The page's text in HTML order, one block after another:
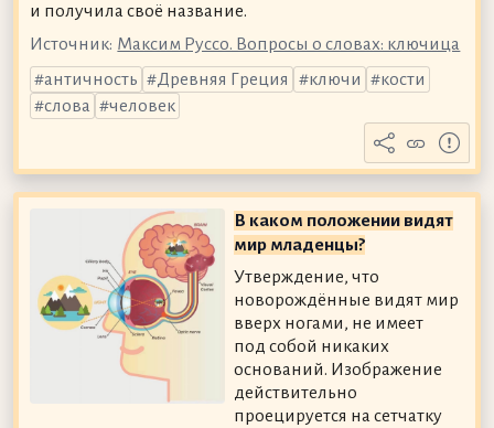
и получила своё название.
Источник: Максим Руссо. Вопросы о словах: ключица
античность
Древняя Греция ключи
кости
слова
человек
В каком положении видят
мир младенцы?
Утверждение, что
новорождённые видят мир
вверх ногами, не имеет
под собой никаких
оснований. Изображение
действительно
проецируется на сетчатку